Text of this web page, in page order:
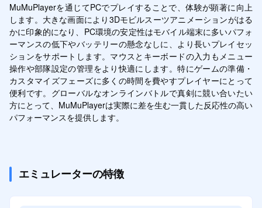
MuMuPlayerを通じてPCでプレイすることで、体験が顕著に向上
します。大きな画面により3Dモビルスーツアニメーションがはる
かに印象的になり、PC環境の安定性はモバイル端末に多いパフォ
ーマンスの低下やバッテリーの懸念なしに、より長いプレイセッ
ションをサポートします。マウスとキーボードの入力もメニュー
操作や部隊設定の管理をより快適にします。特にゲームの準備・
カスタマイズフェーズに多くの時間を費やすプレイヤーにとって
便利です。グローバルなオンラインバトルで真剣に競い合いたい
方にとって、MuMuPlayerは実際に差を生む一貫した反応性の高い
パフォーマンスを提供します。
エミュレーターの特徴